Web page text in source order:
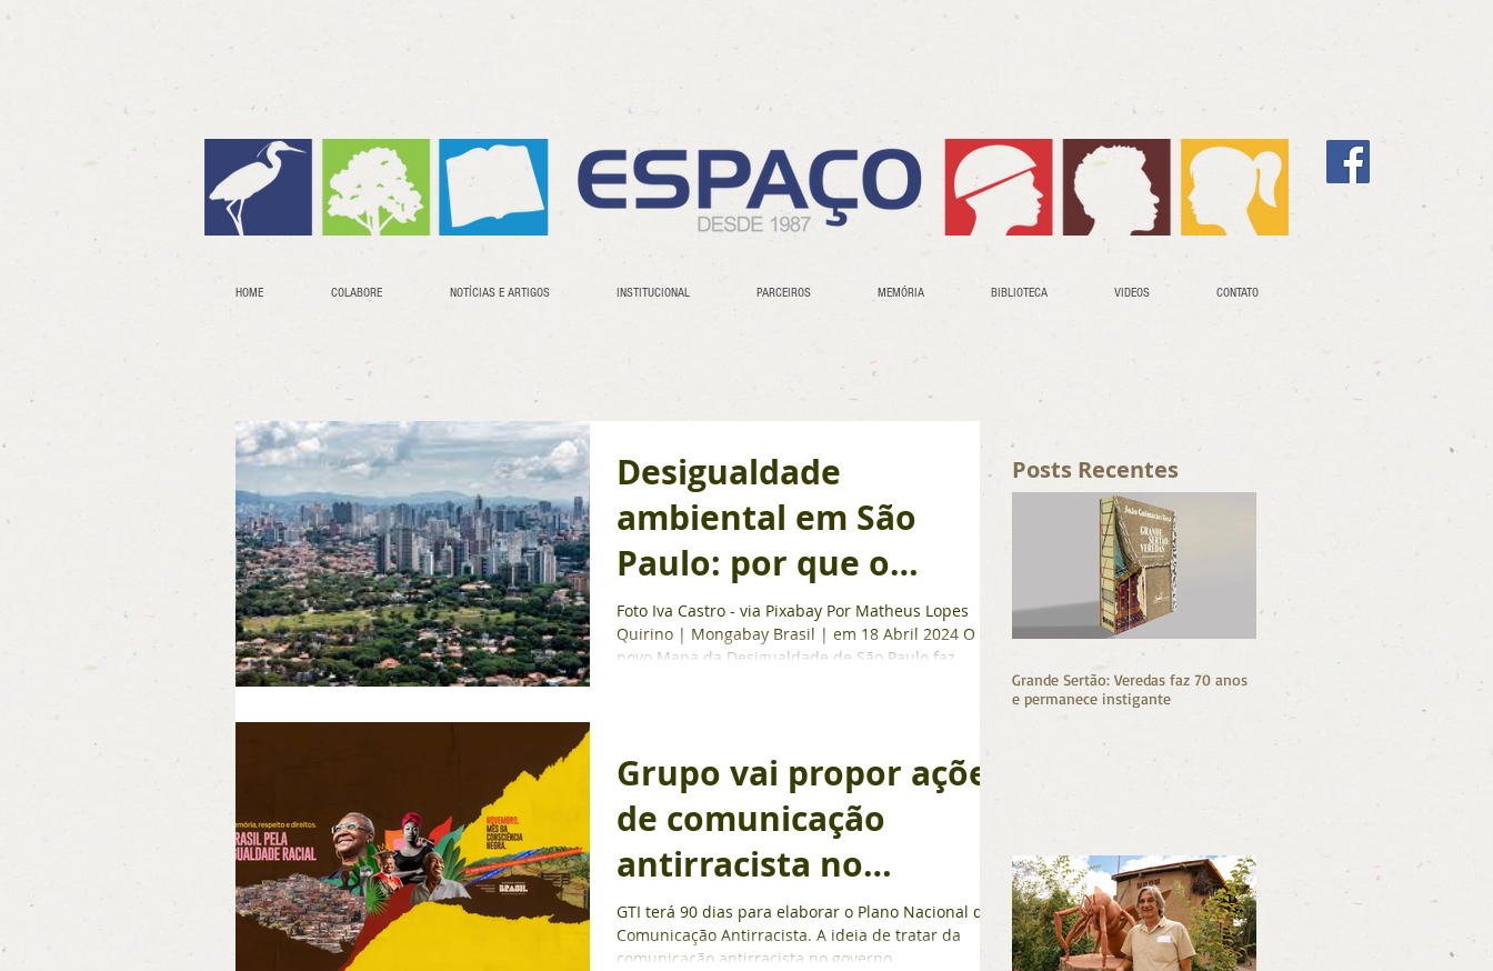
HOME COLABORE NOTÍCIAS E ARTIGOS INSTITUCIONAL PARCEIROS MEMÓRIA BIBLIOTECA VIDEOS CONTATO
Desigualdade
ambiental em São
Paulo: por que o
direito ao verde não é
para todos
Foto Iva Castro - via Pixabay Por Matheus Lopes
Quirino | Mongabay Brasil | em 18 Abril 2024 O
novo Mapa da Desigualdade de São Paulo faz...
Grupo vai propor ações
de comunicação
antirracista no
governo federal
GTI terá 90 dias para elaborar o Plano Nacional de
Comunicação Antirracista. A ideia de tratar da
comunicação antirracista no governo...
Posts Recentes
Grande Sertão: Veredas faz 70 anos
e permanece instigante